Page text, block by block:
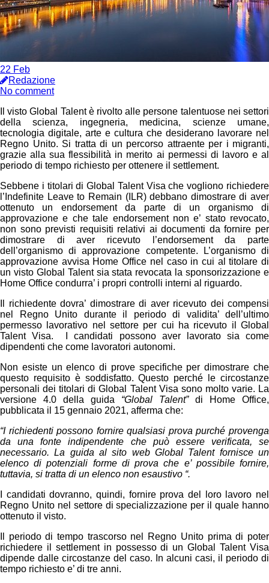
22 Feb
Redazione
No comment
Il visto Global Talent è rivolto alle persone talentuose nei settori
della scienza, ingegneria, medicina, scienze umane,
tecnologia digitale, arte e cultura che desiderano lavorare nel
Regno Unito. Si tratta di un percorso attraente per i migranti,
grazie alla sua flessibilità in merito ai permessi di lavoro e al
periodo di tempo richiesto per ottenere il settlement.
Sebbene i titolari di Global Talent Visa che vogliono richiedere
l’Indefinite Leave to Remain (ILR) debbano dimostrare di aver
ottenuto un endorsement da parte di un organismo di
approvazione e che tale endorsement non e’ stato revocato,
non sono previsti requisiti relativi ai documenti da fornire per
dimostrare di aver ricevuto l’endorsement da parte
dell’organismo di approvazione competente. L’organismo di
approvazione avvisa Home Office nel caso in cui al titolare di
un visto Global Talent sia stata revocata la sponsorizzazione e
Home Office condurra’ i propri controlli interni al riguardo.
Il richiedente dovra’ dimostrare di aver ricevuto dei compensi
nel Regno Unito durante il periodo di validita’ dell’ultimo
permesso lavorativo nel settore per cui ha ricevuto il Global
Talent Visa. I candidati possono aver lavorato sia come
dipendenti che come lavoratori autonomi.
Non esiste un elenco di prove specifiche per dimostrare che
questo requisito è soddisfatto. Questo perché le circostanze
personali dei titolari di Global Talent Visa sono molto varie. La
versione 4.0 della guida “Global Talent” di Home Office,
pubblicata il 15 gennaio 2021, afferma che:
“I richiedenti possono fornire qualsiasi prova purché provenga
da una fonte indipendente che può essere verificata, se
necessario. La guida al sito web Global Talent fornisce un
elenco di potenziali forme di prova che e’ possibile fornire,
tuttavia, si tratta di un elenco non esaustivo “.
I candidati dovranno, quindi, fornire prova del loro lavoro nel
Regno Unito nel settore di specializzazione per il quale hanno
ottenuto il visto.
Il periodo di tempo trascorso nel Regno Unito prima di poter
richiedere il settlement in possesso di un Global Talent Visa
dipende dalle circostanze del caso. In alcuni casi, il periodo di
tempo richiesto e’ di tre anni.